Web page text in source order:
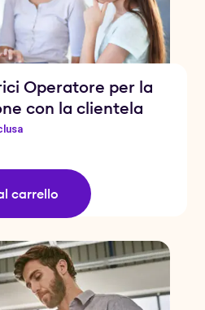
Operatore per la
con la clientela
carrello